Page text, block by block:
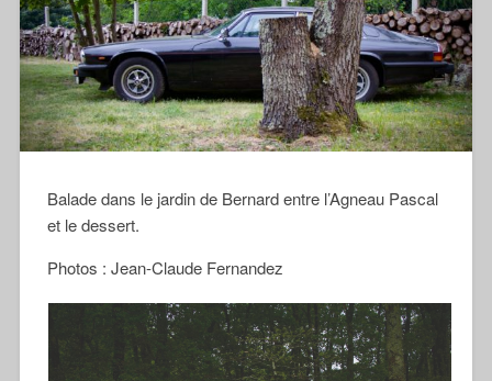
Balade dans le jardin de Bernard entre l’Agneau Pascal
et le dessert.
Photos : Jean-Claude Fernandez